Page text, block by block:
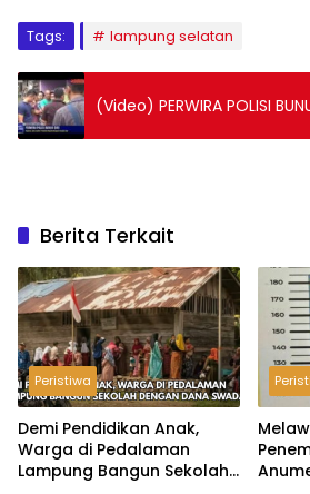
Tags: lampung selatan
(Video) PERWIRA POLISI
Berita Terkait
Peristiwa
Demi Pendidikan Anak,
Warga di Pedalaman
Lampung Bangun Sekolah